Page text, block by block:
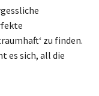
zu finden.
es sich, all die